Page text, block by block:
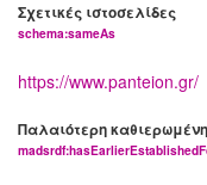
Σχετικές ιστοσελίδες
schema:sameAs
https://www.panteion.gr/
Παλαιότερη